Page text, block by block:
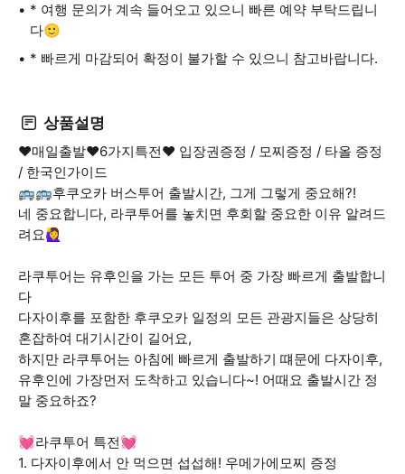
* 여행 문의가 계속 들어오고 있으니 빠른 예약 부탁드립니
다🙂
* 빠르게 마감되어 확정이 불가할 수 있으니 참고바랍니다.
상품설명
❤️매일출발❤️6가지특전❤️ 입장권증정 / 모찌증정 / 타올 증정
/ 한국인가이드
🚌🚌후쿠오카 버스투어 출발시간, 그게 그렇게 중요해?!
네 중요합니다, 라쿠투어를 놓치면 후회할 중요한 이유 알려드
려요🙋‍♀
라쿠투어는 유후인을 가는 모든 투어 중 가장 빠르게 출발합니
다
다자이후를 포함한 후쿠오카 일정의 모든 관광지들은 상당히
혼잡하여 대기시간이 길어요,
하지만 라쿠투어는 아침에 빠르게 출발하기 떄문에 다자이후,
유후인에 가장먼저 도착하고 있습니다~! 어때요 출발시간 정
말 중요하죠?
💓라쿠투어 특전💓
1. 다자이후에서 안 먹으면 섭섭해! 우메가에모찌 증정